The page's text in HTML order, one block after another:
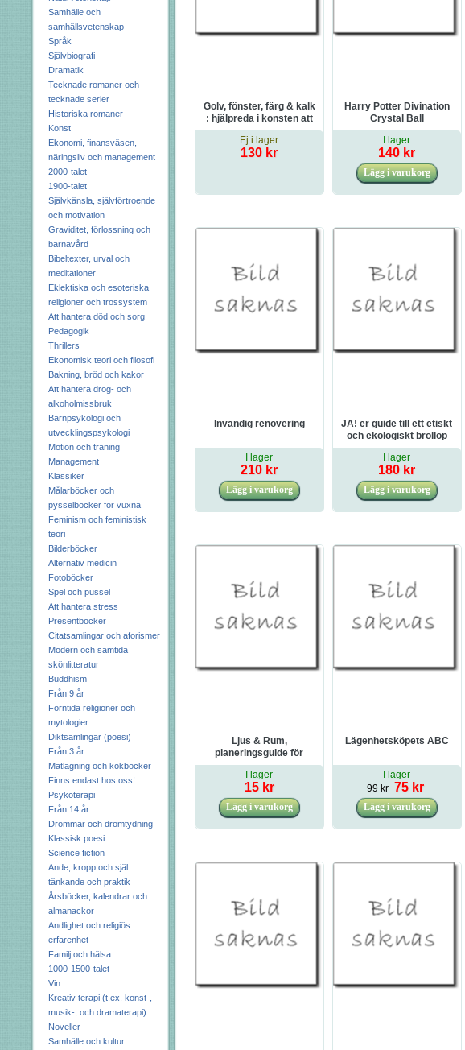
Samhälle och
samhällsvetenskap
Språk
Självbiografi
Dramatik
Tecknade romaner och
tecknade serier
Historiska romaner
Konst
Ekonomi, finansväsen,
näringsliv och management
2000-talet
1900-talet
Självkänsla, självförtroende
och motivation
Graviditet, förlossning och
barnavård
Bibeltexter, urval och
meditationer
Eklektiska och esoteriska
religioner och trossystem
Att hantera död och sorg
Pedagogik
Thrillers
Ekonomisk teori och filosofi
Bakning, bröd och kakor
Att hantera drog- och
alkoholmissbruk
Barnpsykologi och
utvecklingspsykologi
Motion och träning
Management
Klassiker
Målarböcker och
pysselböcker för vuxna
Feminism och feministisk
teori
Bilderböcker
Alternativ medicin
Fotoböcker
Spel och pussel
Att hantera stress
Presentböcker
Citatsamlingar och aforismer
Modern och samtida
skönlitteratur
Buddhism
Från 9 år
Forntida religioner och
mytologier
Diktsamlingar (poesi)
Från 3 år
Matlagning och kokböcker
Finns endast hos oss!
Psykoterapi
Från 14 år
Drömmar och drömtydning
Klassisk poesi
Science fiction
Ande, kropp och själ:
tänkande och praktik
Årsböcker, kalendrar och
almanackor
Andlighet och religiös
erfarenhet
Familj och hälsa
1000-1500-talet
Vin
Kreativ terapi (t.ex. konst-,
musik-, och dramaterapi)
Noveller
Samhälle och kultur
Golv, fönster, färg & kalk
: hjälpreda i konsten att
rusta upp hus och
gårdar
Ej i lager
130 kr
Harry Potter Divination
Crystal Ball
I lager
140 kr
Invändig renovering
I lager
210 kr
JA! er guide till ett etiskt
och ekologiskt bröllop
I lager
180 kr
Ljus & Rum,
planeringsguide för
belysning inomhus
I lager
15 kr
Lägenhetsköpets ABC
I lager
99 kr 75 kr